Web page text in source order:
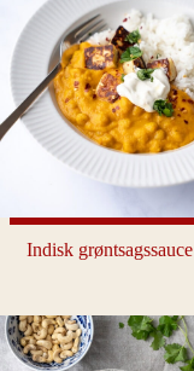
Indisk grøntsagssauce